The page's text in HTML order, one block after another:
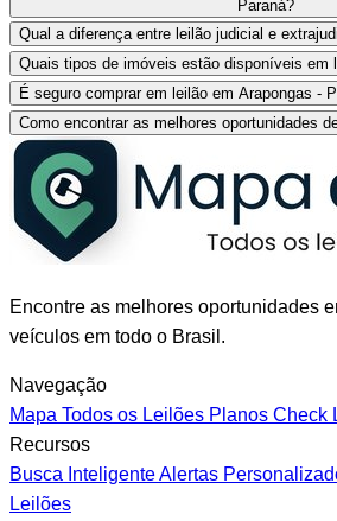
Paraná?
Qual a diferença entre leilão judicial e
Quais tipos de imóveis estão disponíveis em
É seguro comprar em leilão em Arapongas -
Como encontrar as melhores oportunidades
Encontre as melhores oportunidades
veículos em todo o Brasil.
Navegação
Mapa Todos os Leilões Planos Check
Recursos
Busca InteligenteAlertas
Leilões